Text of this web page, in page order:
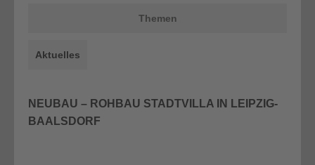
Themen
Aktuelles
NEUBAU – ROHBAU STADTVILLA IN LEIPZIG-
BAALSDORF